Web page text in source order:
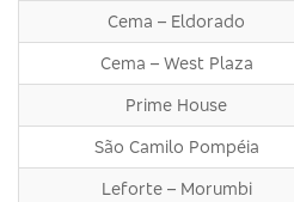
Cema – Eldorado
Cema – West Plaza
Prime House
São Camilo Pompéia
Leforte – Morumbi